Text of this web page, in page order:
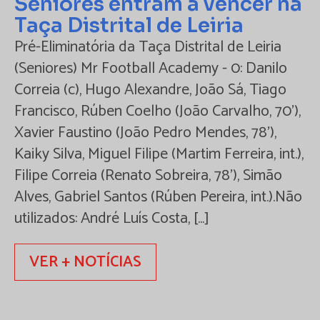
Taça Distrital de Leiria
Pré-Eliminatória da Taça Distrital de Leiria
(Seniores) Mr Football Academy - 0: Danilo
Correia (c), Hugo Alexandre, João Sá, Tiago
Francisco, Rúben Coelho (João Carvalho, 70'),
Xavier Faustino (João Pedro Mendes, 78'),
Kaiky Silva, Miguel Filipe (Martim Ferreira, int.),
Filipe Correia (Renato Sobreira, 78'), Simão
Alves, Gabriel Santos (Rúben Pereira, int.).Não
utilizados: André Luís Costa, […]
VER + NOTÍCIAS